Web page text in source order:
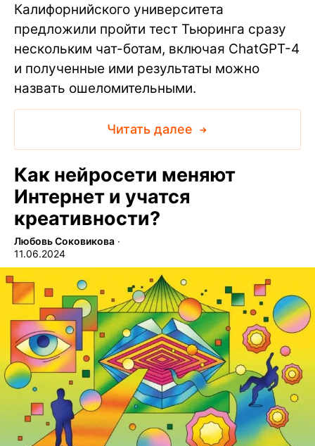
Калифорнийского университета
предложили пройти тест Тьюринга сразу
нескольким чат-ботам, включая ChatGPT-4
и полученные ими результаты можно
назвать ошеломительными.
Читать далее
Как нейросети меняют
Интернет и учатся
креативности?
Любовь Соковикова ∙
11.06.2024